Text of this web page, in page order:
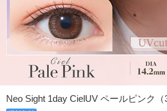
Neo Sight 1day CielUV ペールピンク（